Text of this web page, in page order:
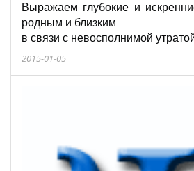
Выражаем глубокие и
родным и близким
в связи с невосполнимой
2015-01-05